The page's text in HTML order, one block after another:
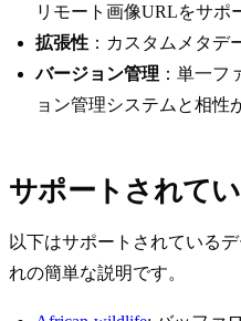
リモート画像URLをサポ
拡張性 ：カスタムメタデ
バージョン管理 ：単一フ
ョン管理システムと相性
サポートされて
以下はサポートされている
れの簡単な説明です。